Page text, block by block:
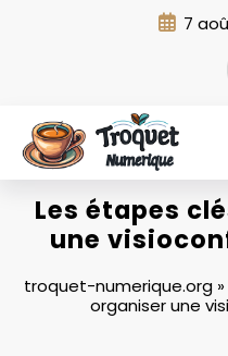
7
Les étapes
une
troquet-numerique.org»
organiser une